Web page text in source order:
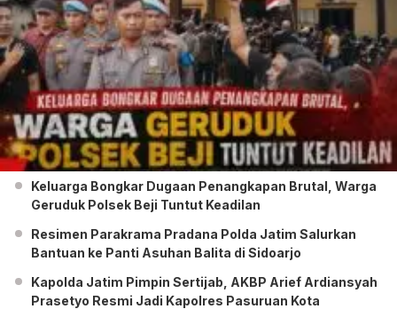
Keluarga Bongkar Dugaan Penangkapan Brutal, Warga
Geruduk Polsek Beji Tuntut Keadilan
Resimen Parakrama Pradana Polda Jatim Salurkan
Bantuan ke Panti Asuhan Balita di Sidoarjo
Kapolda Jatim Pimpin Sertijab, AKBP Arief Ardiansyah
Prasetyo Resmi Jadi Kapolres Pasuruan Kota